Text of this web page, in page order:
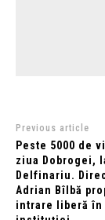
Previous article
Peste 5000 de
ziua Dobrogei,
Delfinariu.
Adrian Bîlbă
intrare liberă în